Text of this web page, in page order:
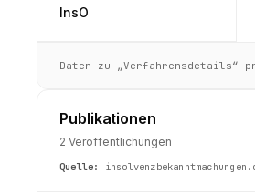
InsO
Daten zu „Verfahrensdetails“
Publikationen
2 Veröffentlichungen
Quelle: